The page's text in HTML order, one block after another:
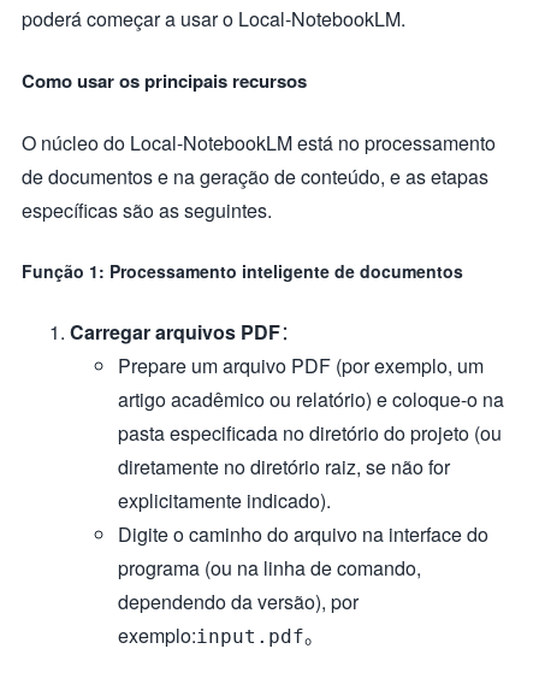
poderá começar a usar o Local-NotebookLM.
Como usar os principais recursos
O núcleo do Local-NotebookLM está no processamento
de documentos e na geração de conteúdo, e as etapas
específicas são as seguintes.
Função 1: Processamento inteligente de documentos
Carregar arquivos PDF：
Prepare um arquivo PDF (por exemplo, um
artigo acadêmico ou relatório) e coloque-o na
pasta especificada no diretório do projeto (ou
diretamente no diretório raiz, se não for
explicitamente indicado).
Digite o caminho do arquivo na interface do
programa (ou na linha de comando,
dependendo da versão), por
exemplo:input.pdf。